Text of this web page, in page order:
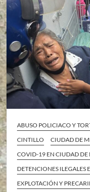
ABUSO POLICIACO Y
CINTILLO
CIUDAD DE
COVID-19 EN CIUDAD DE
DETENCIONES ILEGALES
EXPLOTACIÓN Y